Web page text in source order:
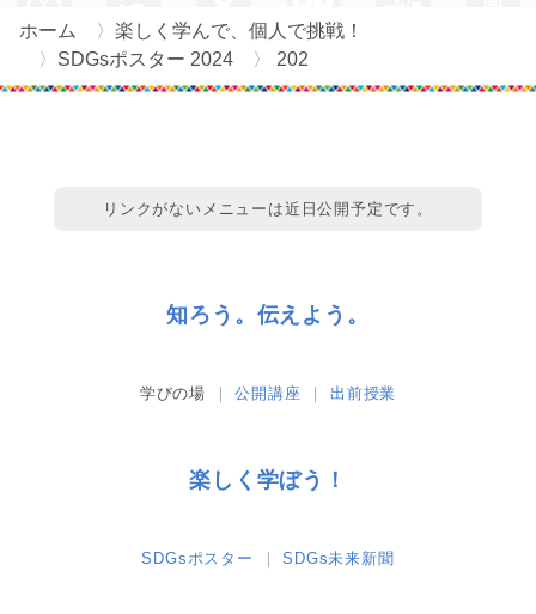
ホーム
楽しく学んで、個人で挑戦！
SDGsポスター 2024
202
リンクがないメニューは近日公開予定です。
知ろう。伝えよう。
学びの場 公開講座 出前授業
楽しく学ぼう！
SDGsポスター SDGs未来新聞